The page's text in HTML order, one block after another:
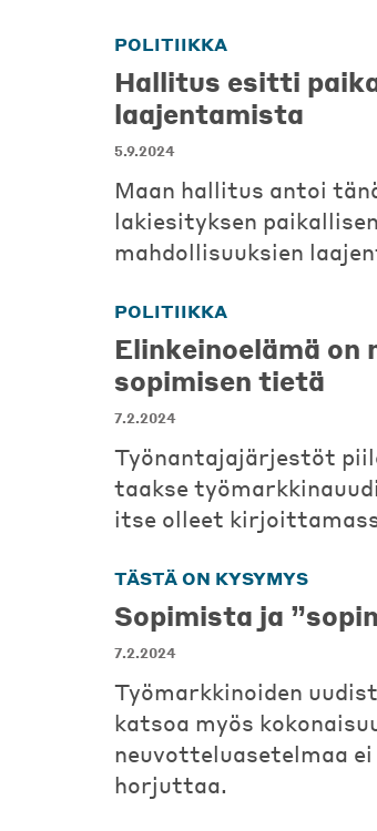
POLITIIKKA
Hallitus esitti
laajentamista
5.9.2024
Maan hallitus antoi
lakiesityksen
mahdollisuuksien
POLITIIKKA
Elinkeinoelämä
sopimisen tietä
7.2.2024
Työnantajajärjestöt
taakse
itse olleet
TÄSTÄ ON KYSYMYS
Sopimista ja
7.2.2024
Työmarkkinoiden
katsoa myös
neuvotteluasetelmaa
horjuttaa.